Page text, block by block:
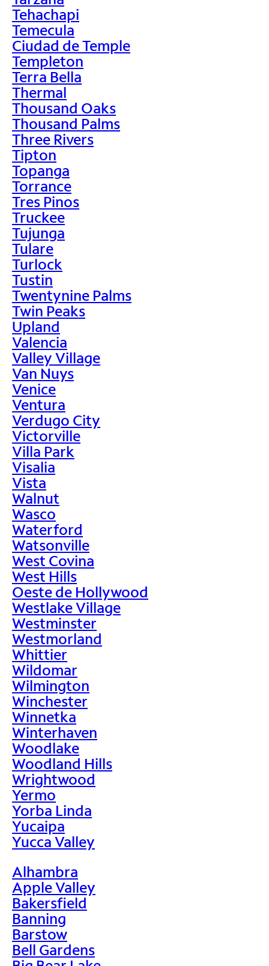
Tehachapi
Temecula
Ciudad de Temple
Templeton
Terra Bella
Thermal
Thousand Oaks
Thousand Palms
Three Rivers
Tipton
Topanga
Torrance
Tres Pinos
Truckee
Tujunga
Tulare
Turlock
Tustin
Twentynine Palms
Twin Peaks
Upland
Valencia
Valley Village
Van Nuys
Venice
Ventura
Verdugo City
Victorville
Villa Park
Visalia
Vista
Walnut
Wasco
Waterford
Watsonville
West Covina
West Hills
Oeste de Hollywood
Westlake Village
Westminster
Westmorland
Whittier
Wildomar
Wilmington
Winchester
Winnetka
Winterhaven
Woodlake
Woodland Hills
Wrightwood
Yermo
Yorba Linda
Yucaipa
Yucca Valley
Alhambra
Apple Valley
Bakersfield
Banning
Barstow
Bell Gardens